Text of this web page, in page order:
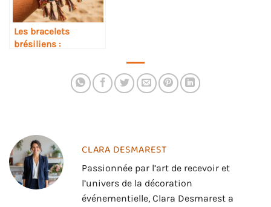
Les bracelets
brésiliens :
CLARA DESMAREST
Passionnée par l’art de recevoir et
l’univers de la décoration
événementielle, Clara Desmarest a